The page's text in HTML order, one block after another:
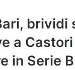
brividi
a
in Serie B